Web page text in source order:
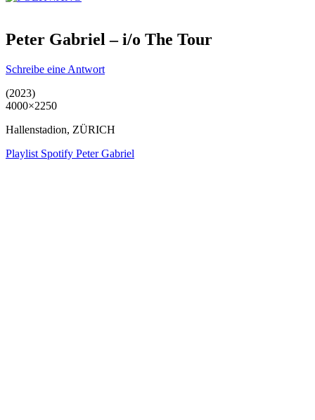
Peter Gabriel – i/o The Tour
Schreibe eine Antwort
(2023)
4000×2250
Hallenstadion, ZÜRICH
Playlist Spotify Peter Gabriel